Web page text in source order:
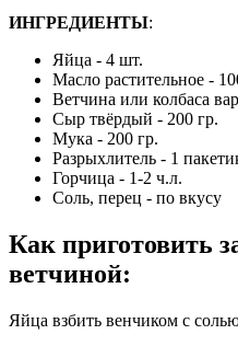
ИНГРЕДИЕНТЫ:
Яйца - 4 шт.
Масло растительное -
Ветчина или колбаса
Сыр твёрдый - 200 гр.
Мука - 200 гр.
Разрыхлитель - 1
Горчица - 1-2 ч.л.
Соль, перец - по вкусу
Как приготовить
ветчиной:
Яйца взбить венчиком с